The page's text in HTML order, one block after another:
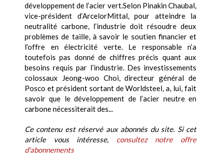
développement de l’acier vert.Selon Pinakin Chaubal,
vice-président d’ArcelorMittal, pour atteindre la
neutralité carbone, l’industrie doit résoudre deux
problèmes de taille, à savoir le soutien financier et
l’offre en électricité verte. Le responsable n’a
toutefois pas donné de chiffres précis quant aux
besoins requis par l’industrie. Des investissements
colossaux Jeong-woo Choi, directeur général de
Posco et président sortant de Worldsteel, a, lui, fait
savoir que le développement de l’acier neutre en
carbone nécessiterait des...
Ce contenu est réservé aux abonnés du site. Si cet
article vous intéresse, consultez notre offre
d'abonnements